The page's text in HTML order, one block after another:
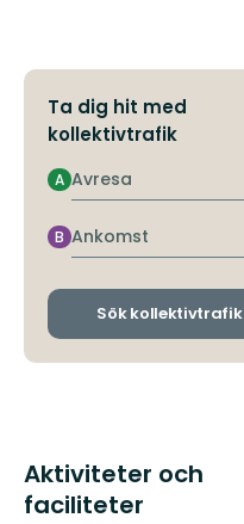
Ta dig hit med
kollektivtrafik
Avresa
A
Ankomst
B
Sök kollektivtrafik
Aktiviteter och
faciliteter